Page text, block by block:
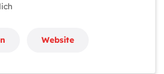
Website